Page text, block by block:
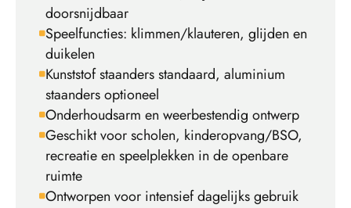
doorsnijdbaar
Speelfuncties: klimmen/klauteren, glijden en
duikelen
Kunststof staanders standaard, aluminium
staanders optioneel
Onderhoudsarm en weerbestendig ontwerp
Geschikt voor scholen, kinderopvang/BSO,
recreatie en speelplekken in de openbare
ruimte
Ontworpen voor intensief dagelijks gebruik